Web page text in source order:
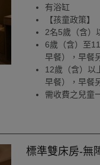
有浴缸
【孩童政策】
2名5歲（含）
6歲（含）至
早餐），早餐
12歲（含）以
早餐），早餐
需收費之兒童
標準雙床房-無